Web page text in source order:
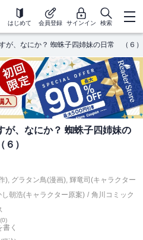
はじめて 会員登録 サインイン 検索
が、なにか？ 蜘蛛子四姉妹の日常 （６）
が、なにか？ 蜘蛛子四姉妹の
）
), グラタン鳥(漫画), 輝竜司(キャラクター
し朝浩(キャラクター原案) / 角川コミック
(0)
書く